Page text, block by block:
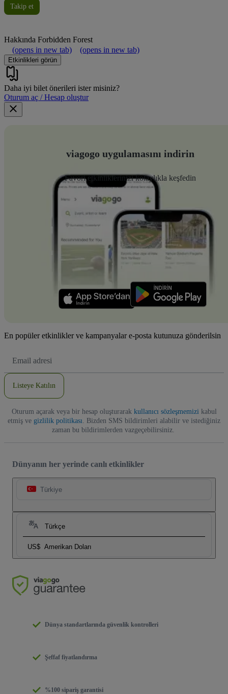
Takip et
Hakkında Forbidden Forest
(opens in new tab)
(opens in new tab)
Etkinlikleri görün
Daha iyi bilet önerileri ister misiniz?
Oturum aç / Hesap oluştur
viagogo uygulamasını indirin
Favori etkinliklerinizi kolaylıkla keşfedin
En popüler etkinlikler ve kampanyalar e-posta kutunuza gönderilsin
posta
Listeye Katılın
Oturum açarak veya bir hesap oluşturarak kullanıcı sözleşmemizikabul
etmiş ve gizlilik politikası. Bizden SMS bildirimleri alabilir ve istediğiniz
zaman bu bildirimlerden vazgeçebilirsiniz.
Dünyanın her yerinde canlı etkinlikler
Türkiye
Türkçe
US$ Amerikan Doları
Dünya standartlarında güvenlik kontrolleri
Şeffaf fiyatlandırma
%100 sipariş garantisi